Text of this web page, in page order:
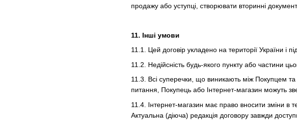
продажу або уступці, створювати вторинні
11. Інші умови
11.1. Цей договір укладено на території України і
11.2. Недійсність будь-якого пункту або частини
11.3. Всі суперечки, що виникають між Покупцем
питання, Покупець або Інтернет-магазин можуть
11.4. Інтернет-магазин має право вносити зміни в
Актуальна (діюча) редакція договору завжди